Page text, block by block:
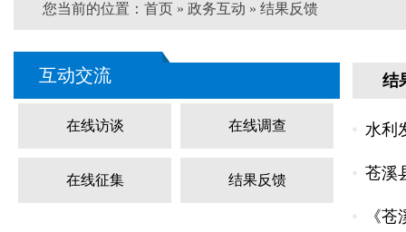
您当前的位置： 首页 » 政务互动 » 结果反馈
互动交流
在线访谈 在线调查
在线征集 结果反馈
结
水利
苍溪
《